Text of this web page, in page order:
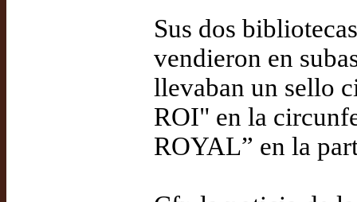
Sus dos
vendieron en
llevaban un sello
ROI" en la
ROYAL” en la